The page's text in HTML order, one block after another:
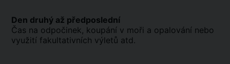
Den druhý až předposlední
Čas na odpočinek, koupání v moři a opalování nebo
využití fakultativních výletů atd.